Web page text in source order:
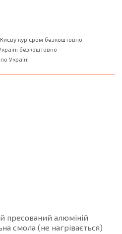
кур'єром безкоштовно
безкоштовно
Україні
пресований алюміній
смола (не нагрівається)